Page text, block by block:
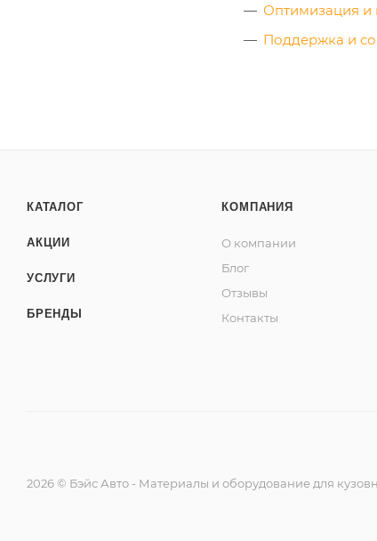
Оптимизация
Поддержка и
КАТАЛОГ
АКЦИИ
УСЛУГИ
БРЕНДЫ
КОМПАНИЯ
О компании
Блог
Отзывы
Контакты
2026 © Бэйс Авто - Материалы и оборудование для